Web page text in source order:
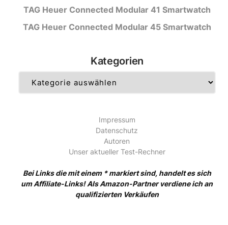
TAG Heuer Connected Modular 41 Smartwatch
TAG Heuer Connected Modular 45 Smartwatch
Kategorien
Impressum
Datenschutz
Autoren
Unser aktueller Test-Rechner
Bei Links die mit einem * markiert sind, handelt es sich
um Affiliate-Links! Als Amazon-Partner verdiene ich an
qualifizierten Verkäufen